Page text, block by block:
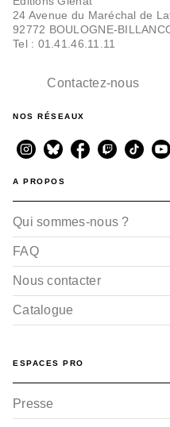
24 Avenue du Maréchal de
92772 BOULOGNE-
Tel : 01.41.46.11.11
Contactez-nous
NOS RÉSEAUX
A PROPOS
Qui sommes-nous ?
FAQ
Nous contacter
Catalogue
ESPACES PRO
Presse